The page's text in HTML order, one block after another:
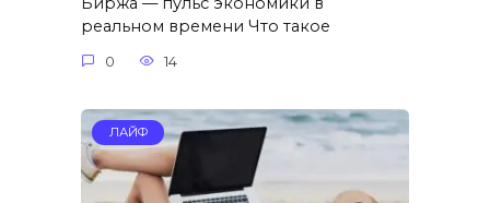
реальном времени Что такое
0 14
ЛАЙФ